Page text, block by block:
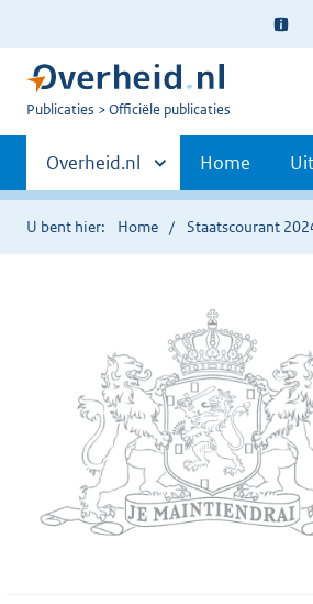
Ter
U
Publicaties Officiële publicaties
Primaire
navigatie
Andere
sites
binnen
Overheid.nl Home
U bent hier: Home Staatscourant